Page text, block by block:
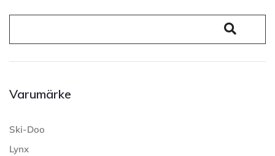
Varumärke
Ski-Doo
Lynx